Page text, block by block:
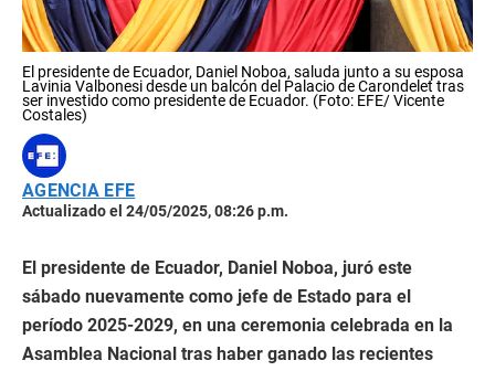
El presidente de Ecuador, Daniel Noboa, saluda junto a su esposa
Lavinia Valbonesi desde un balcón del Palacio de Carondelet tras
ser investido como presidente de Ecuador. (Foto: EFE/ Vicente
Costales)
AGENCIA EFE
Actualizado el 24/05/2025, 08:26 p.m.
El presidente de Ecuador, Daniel Noboa, juró este
sábado nuevamente como jefe de Estado para el
período 2025-2029, en una ceremonia celebrada en la
Asamblea Nacional tras haber ganado las recientes